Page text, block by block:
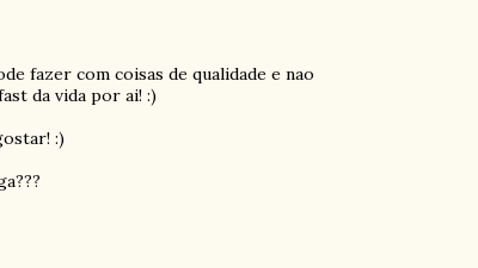
fazer com coisas de qualidade e nao
da vida por ai! :)
:)